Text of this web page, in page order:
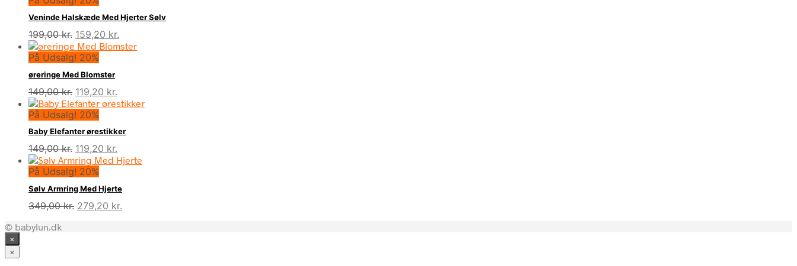
Veninde Halskæde Med Hjerter Sølv
199,00kr. Den
oprindelige
pris
var:
199,00 kr..
159,20 kr.
aktuelle
På Udsalg! 20%
øreringe Med Blomster
149,00kr. Den
oprindelige
pris
var:
149,00 kr..
119,20 kr.
aktuelle
119,20 kr..
På Udsalg! 20%
Baby Elefanter ørestikker
149,00kr. Den
oprindelige
pris
var:
149,00 kr..
119,20 kr.
aktuelle
119,20 kr..
På Udsalg! 20%
Sølv Armring Med Hjerte
349,00kr. Den
279,20 kr.
© babylun.dk
×
×